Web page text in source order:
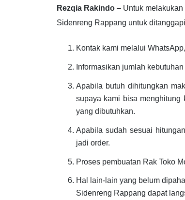
Rezqia Rakindo – Untuk
Sidenreng Rappang untuk
Kontak kami melalui
Informasikan jumlah
Apabila butuh dihitungkan
supaya kami bisa menghitung
yang dibutuhkan.
Apabila sudah sesuai
jadi order.
Proses pembuatan Rak Toko
Hal lain-lain yang belum
Sidenreng Rappang dapat